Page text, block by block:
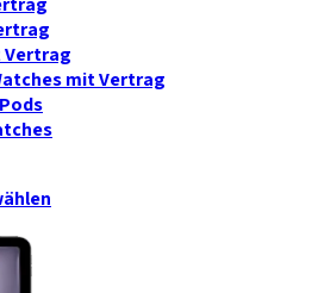
Vertrag
mit Vertrag